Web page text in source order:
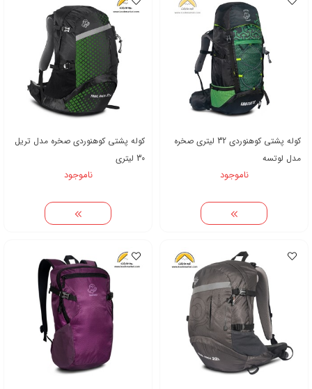
کوله پشتی کوهنوردی 32 لیتری صخره
مدل لوتسه
ناموجود
کوله پشتی کوهنوردی صخره مدل تریل
30 لیتری
ناموجود